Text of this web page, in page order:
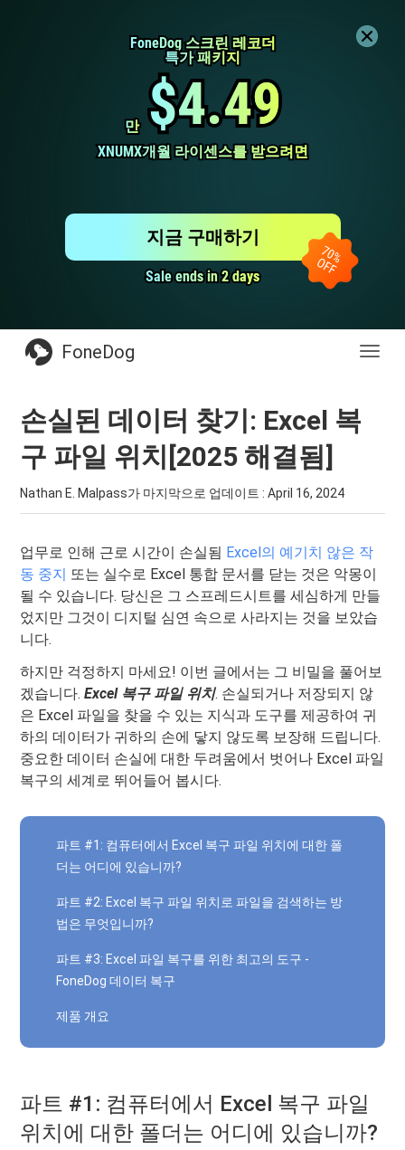
FoneDog 스크린 레코더
FoneDog 스크린 레코더
특가 패키지
특가 패키지
만
만 $4.49
$4.49
XNUMX개월 라이센스를 받으려면
XNUMX개월 라이센스를 받으려면
Sale ends in 2 days
Sale ends in 2 days
지금 구매하기
전
FoneDog
손실된 데이터 찾기: Excel 복
구 파일 위치[2025 해결됨]
Nathan E. Malpass가 마지막으로 업데이트 :April 16, 2024
업무로 인해 근로 시간이 손실됨 Excel의 예기치 않은 작
동 중지 또는 실수로 Excel 통합 문서를 닫는 것은 악몽이
될 수 있습니다. 당신은 그 스프레드시트를 세심하게 만들
었지만 그것이 디지털 심연 속으로 사라지는 것을 보았습
니다.
하지만 걱정하지 마세요! 이번 글에서는 그 비밀을 풀어보
겠습니다.Excel 복구 파일 위치. 손실되거나 저장되지 않
은 Excel 파일을 찾을 수 있는 지식과 도구를 제공하여 귀
하의 데이터가 귀하의 손에 닿지 않도록 보장해 드립니다.
중요한 데이터 손실에 대한 두려움에서 벗어나 Excel 파일
복구의 세계로 뛰어들어 봅시다.
파트 #1: 컴퓨터에서 Excel 복구 파일 위치에 대한 폴
더는 어디에 있습니까?
파트 #2: Excel 복구 파일 위치로 파일을 검색하는 방
법은 무엇입니까?
파트 #3: Excel 파일 복구를 위한 최고의 도구 -
FoneDog 데이터 복구
제품 개요
파트 #1: 컴퓨터에서 Excel 복구 파일
위치에 대한 폴더는 어디에 있습니까?